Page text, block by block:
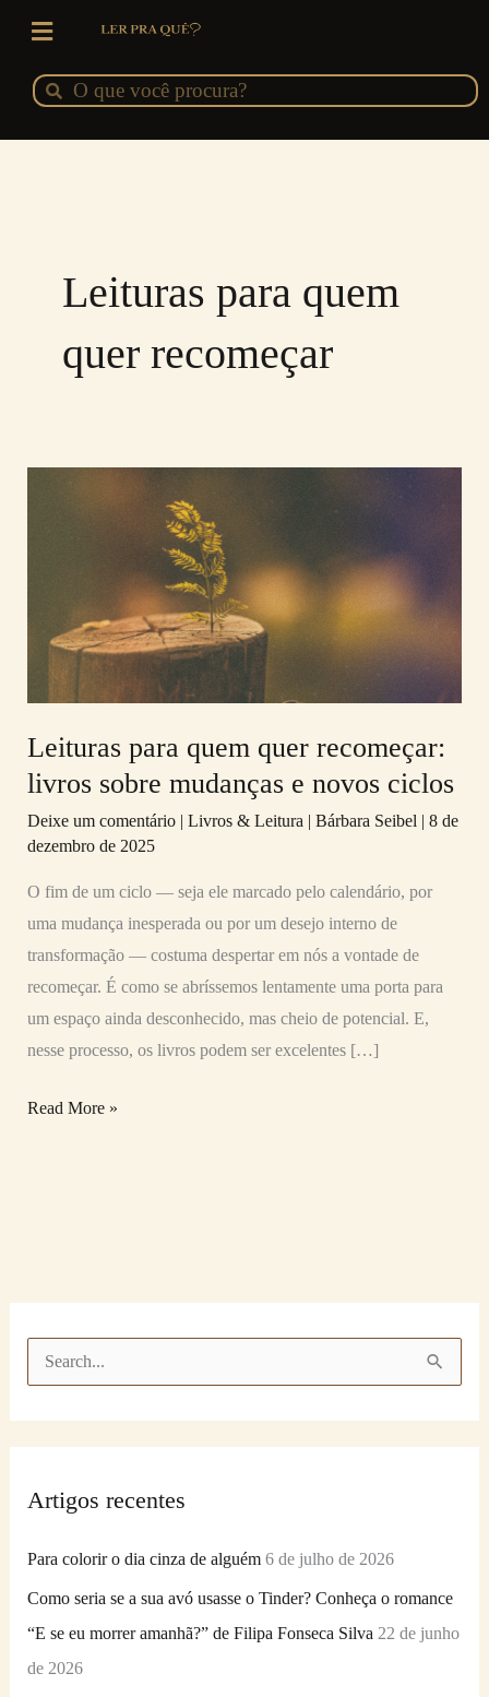
conteúdo
Pesquisar
Pesquisar
Leituras para quem
quer recomeçar
Leituras para quem quer recomeçar:
livros sobre mudanças e novos ciclos
Deixe um comentário | Livros & Leitura | Bárbara Seibel | 8 de
dezembro de 2025
O fim de um ciclo — seja ele marcado pelo calendário, por
uma mudança inesperada ou por um desejo interno de
transformação — costuma despertar em nós a vontade de
recomeçar. É como se abríssemos lentamente uma porta para
um espaço ainda desconhecido, mas cheio de potencial. E,
nesse processo, os livros podem ser excelentes […]
recomeçar:
livros
sobre
mudanças
e
ciclos
Read More »
u
Artigos recentes
Para colorir o dia cinza de alguém 6 de julho de 2026
Como seria se a sua avó usasse o Tinder? Conheça o romance
“E se eu morrer amanhã?” de Filipa Fonseca Silva 22 de junho
de 2026